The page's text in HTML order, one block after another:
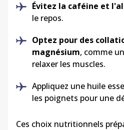
Évitez la caféine et
le repos.
Optez pour des
magnésium, comme
relaxer les muscles.
Appliquez une huile
les poignets pour une
Ces choix nutritionnels